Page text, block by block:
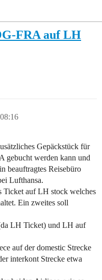
FRA auf LH
Gepäckstück für
gebucht werden kann und
beauftragtes Reisebüro
Lufthansa.
Ticket auf LH stock welches
Ein zweites soll
LH Ticket) und LH auf
auf der domestic Strecke
interkont Strecke etwa